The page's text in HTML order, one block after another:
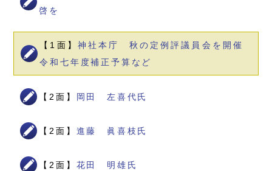
啓を
【1面】 神社本庁 秋の定例評議員会を開催
令和七年度補正予算など
【2面】 岡田 左喜代氏
【2面】 進藤 眞喜枝氏
【2面】 花田 明雄氏